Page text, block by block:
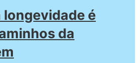
longevidade é
da